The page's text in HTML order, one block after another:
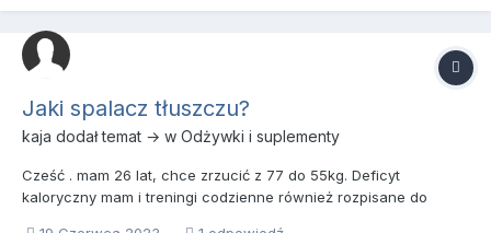
Jaki spalacz tłuszczu?
kaja dodał temat → w Odżywki i suplementy
Cześć . mam 26 lat, chce zrzucić z 77 do 55kg. Deficyt
kaloryczny mam i treningi codzienne również rozpisane do